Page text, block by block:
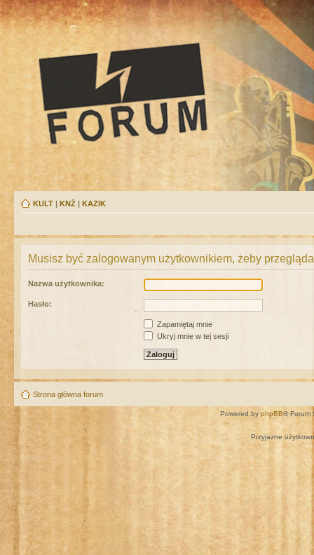
KULT | KNŻ | KAZIK
Musisz być zalogowanym użytkownikiem, żeby
Nazwa użytkownika:
Hasło:
Zapamiętaj mnie
Ukryj mnie w tej sesji
Strona główna forum
Powered by phpBB® Forum
Przyjazne